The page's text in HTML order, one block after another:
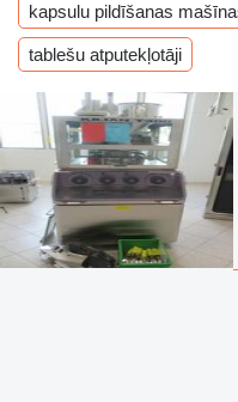
kapsulu pildīšanas
tablešu atputekļotāji